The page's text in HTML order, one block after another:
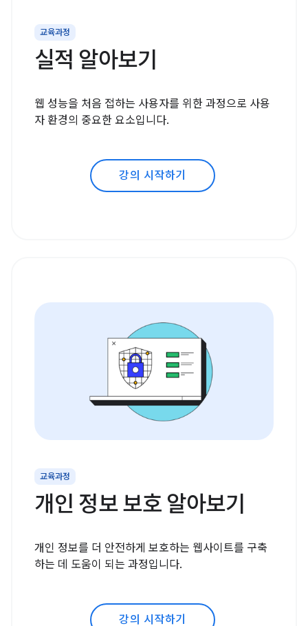
교육과정
실적 알아보기
웹 성능을 처음 접하는 사용자를 위한 과정으로 사용
자 환경의 중요한 요소입니다.
강의 시작하기
교육과정
개인 정보 보호 알아보기
개인 정보를 더 안전하게 보호하는 웹사이트를 구축
하는 데 도움이 되는 과정입니다.
강의 시작하기